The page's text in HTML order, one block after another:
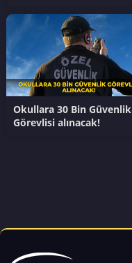
Okullara 30 Bin Güvenlik
Görevlisi alınacak!